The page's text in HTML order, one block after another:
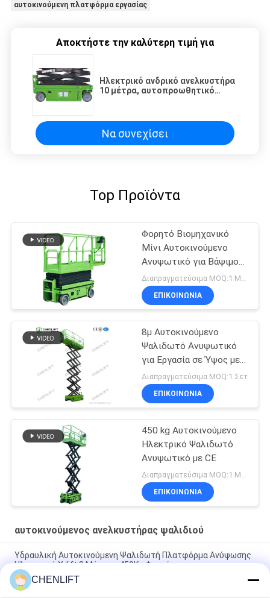
αυτοκινούμενη πλατφόρμα εργασίας
Αποκτήστε την καλύτερη τιμή για
Ηλεκτρικό ανδρικό ανελκυστήρα
10 μέτρα, αυτοπροωθητικό
Να συνεχίσει
Top Προϊόντα
Φορητό Βιομηχανικό
Μίνι Αυτοκινούμενο
Ανυψωτικό για Βάψιμο
και Καθαρισμό
Διαπραγματεύσιμα MOQ:1 Μονάδα
ΕΠΙΚΟΙΝΩΝΙΑ
8μ Αυτοκινούμενο
Ψαλιδωτό Ανυψωτικό
για Εργασία σε Ύψος με
Φορτίο 230Kg
Διαπραγματεύσιμα MOQ:1 Σετ
ΕΠΙΚΟΙΝΩΝΙΑ
450 kg Αυτοκινούμενο
Ηλεκτρικό Ψαλιδωτό
Ανυψωτικό με CE
ΕΠΙΚΟΙΝΩΝΙΑ
αυτοκινούμενος ανελκυστήρας ψαλιδιού
Υδραυλική Αυτοκινούμενη Ψαλιδωτή Πλατφόρμα Ανύψωσης
Ηλεκτρική X-lift 8 Μέτρων 450Kg Φορτίο
6m ύψος πλατφόρμας αυτοκινούμενο ανελκυστήρα ψαλίδι με
CHENLIFT